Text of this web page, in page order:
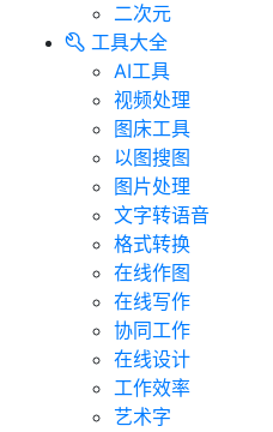
二次元
工具大全
AI工具
视频处理
图床工具
以图搜图
图片处理
文字转语音
格式转换
在线作图
在线写作
协同工作
在线设计
工作效率
艺术字